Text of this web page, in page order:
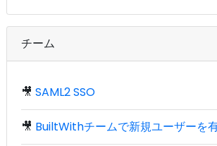
チーム
🎥 SAML2 SSO
🎥 BuiltWithチームで新規ユーザーを